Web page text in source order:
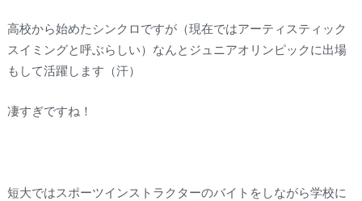
高校から始めたシンクロですが（現在ではアーティスティック
スイミングと呼ぶらしい）なんとジュニアオリンピックに出場
もして活躍します（汗）
凄すぎですね！
短大ではスポーツインストラクターのバイトをしながら学校に